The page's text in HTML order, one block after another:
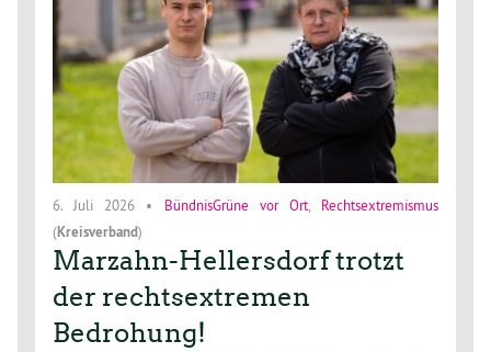
6. Juli 2026 • BündnisGrüne vor Ort, Rechtsextremismus
(Kreisverband)
Marzahn-Hellersdorf trotzt
der rechtsextremen
Bedrohung!